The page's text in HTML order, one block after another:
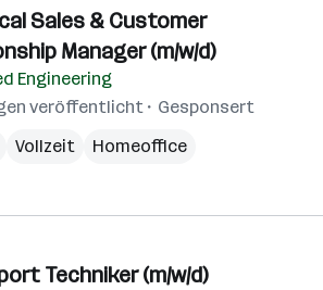
Sales & Customer
Manager (m/w/d)
Engineering
veröffentlicht
Gesponsert
Vollzeit Homeoffice
Techniker (m/w/d)